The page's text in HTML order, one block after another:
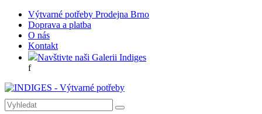
Výtvarné potřeby Prodejna Brno
Doprava a platba
O nás
Kontakt
Navštivte naši Galerii Indiges
f